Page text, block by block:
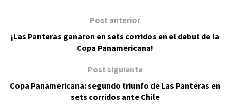
Post anterior
¡Las Panteras ganaron en sets corridos en el debut de la
Copa Panamericana!
Post siguiente
Copa Panamericana: segundo triunfo de Las Panteras en
sets corridos ante Chile